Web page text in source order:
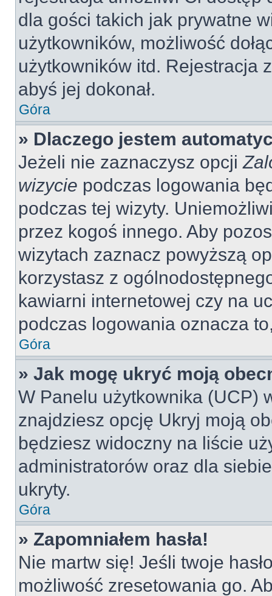
dla gości takich jak prywatne
użytkowników, możliwość
użytkowników itd. Rejestracja
abyś jej dokonał.
Góra
» Dlaczego jestem
Jeżeli nie zaznaczysz opcji
wizycie podczas logowania
podczas tej wizyty.
przez kogoś innego. Aby
wizytach zaznacz powyższą
korzystasz z
kawiarni internetowej czy na
podczas logowania oznacza
Góra
» Jak mogę ukryć moją
W Panelu użytkownika (UCP)
znajdziesz opcję Ukryj moją
będziesz widoczny na liście
administratorów oraz dla
ukryty.
Góra
» Zapomniałem hasła!
Nie martw się! Jeśli twoje
możliwość zresetowania go.